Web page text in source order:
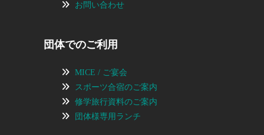
お問い合わせ
団体でのご利用
MICE / ご宴会
スポーツ合宿のご案内
修学旅行資料のご案内
団体様専用ランチ